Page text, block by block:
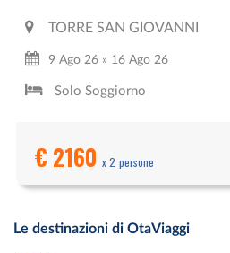
TORRE SAN GIOVANNI
9 Ago 26 » 16 Ago 26
Solo Soggiorno
€ 2160x 2 persone
Le destinazioni di OtaViaggi